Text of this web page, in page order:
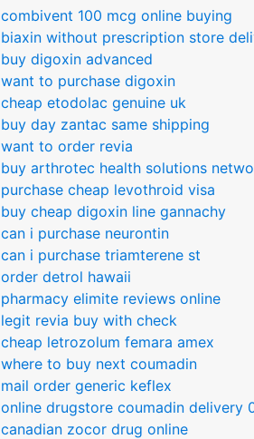
combivent 100 mcg online buying
biaxin without prescription store
buy digoxin advanced
want to purchase digoxin
cheap etodolac genuine uk
buy day zantac same shipping
want to order revia
buy arthrotec health solutions
purchase cheap levothroid visa
buy cheap digoxin line gannachy
can i purchase neurontin
can i purchase triamterene st
order detrol hawaii
pharmacy elimite reviews online
legit revia buy with check
cheap letrozolum femara amex
where to buy next coumadin
mail order generic keflex
online drugstore coumadin delivery
canadian zocor drug online